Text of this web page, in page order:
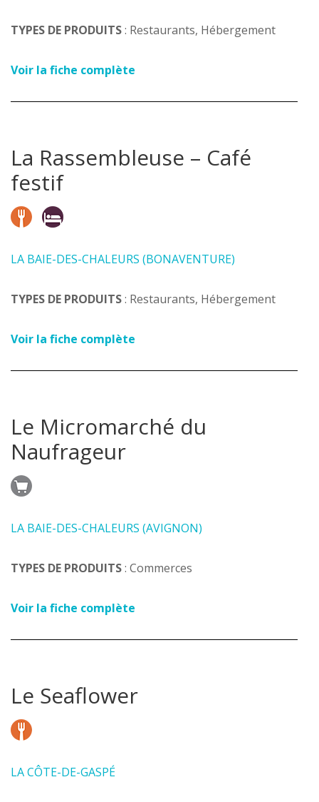
TYPES DE PRODUITS: Restaurants, Hébergement
Voir la fiche complète
La Rassembleuse – Café
festif
LA BAIE-DES-CHALEURS (BONAVENTURE)
TYPES DE PRODUITS: Restaurants, Hébergement
Voir la fiche complète
Le Micromarché du
Naufrageur
LA BAIE-DES-CHALEURS (AVIGNON)
TYPES DE PRODUITS: Commerces
Voir la fiche complète
Le Seaflower
LA CÔTE-DE-GASPÉ